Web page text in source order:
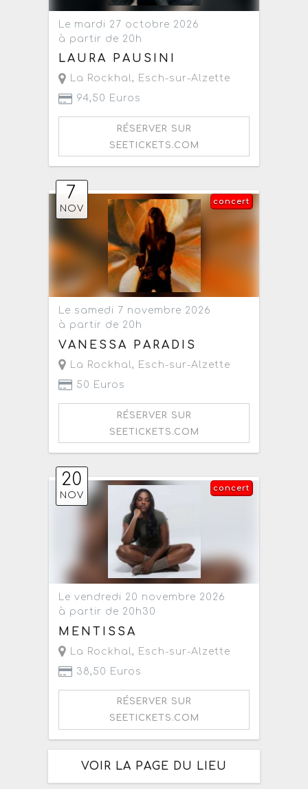
Le mardi 27 octobre 2026
à partir de 20h
LAURA PAUSINI
La Rockhal, Esch-sur-Alzette
94,50 Euros
RÉSERVER SUR
SEETICKETS.COM
7
NOV
concert
Le samedi 7 novembre 2026
à partir de 20h
VANESSA PARADIS
La Rockhal, Esch-sur-Alzette
50 Euros
RÉSERVER SUR
SEETICKETS.COM
20
NOV
concert
Le vendredi 20 novembre 2026
à partir de 20h30
MENTISSA
La Rockhal , Esch-sur-Alzette
38,50 Euros
RÉSERVER SUR
SEETICKETS.COM
VOIR LA PAGE DU LIEU